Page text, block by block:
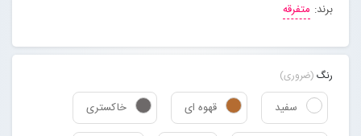
تماس با ما
برند: متفرقه
رنگ (ضروری)
سفید قهوه ای خاکستری